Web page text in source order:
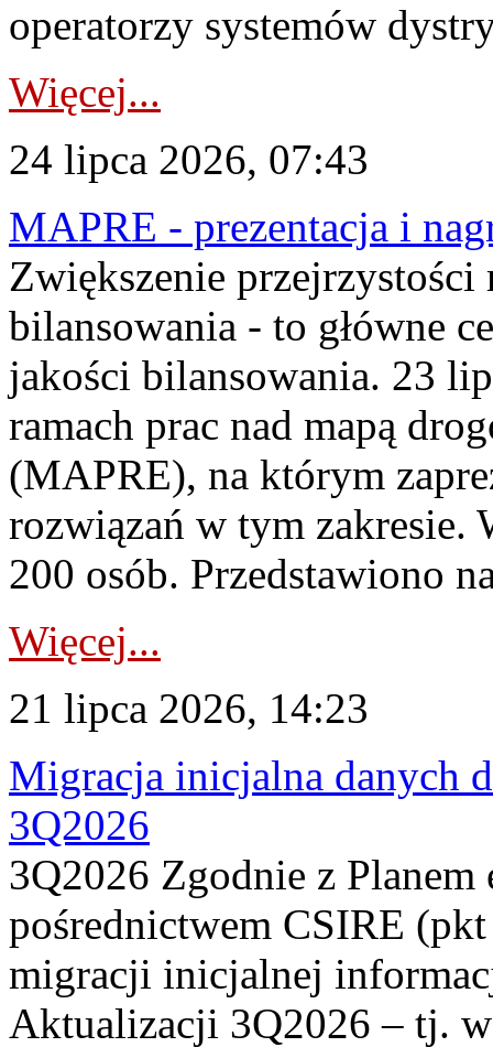
operatorzy systemów
Więcej...
24 lipca 2026, 07:43
MAPRE - prezentacja i
Zwiększenie
bilansowania - to główne
jakości bilansowania. 23
ramach prac nad mapą
(MAPRE), na którym
rozwiązań w tym zakresie.
200 osób. Przedstawiono
Więcej...
21 lipca 2026, 14:23
Migracja inicjalna danych
3Q2026
3Q2026 Zgodnie z
pośrednictwem CSIRE
migracji inicjalnej
Aktualizacji 3Q2026 – tj.